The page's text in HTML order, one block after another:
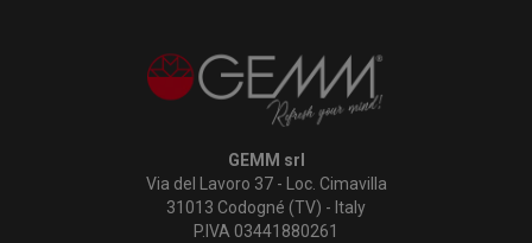
GEMM srl
Via del Lavoro 37 - Loc. Cimavilla
31013 Codogné (TV) - Italy
P.IVA 03441880261